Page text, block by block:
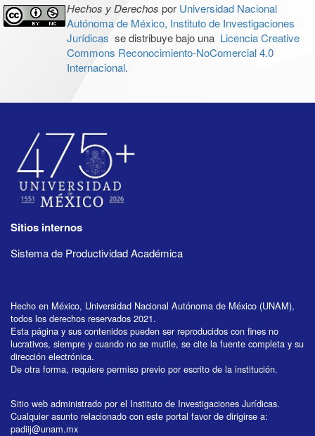
Hechos y Derechos por Universidad Nacional
Autónoma de México, Instituto de Investigaciones
Jurídicas se distribuye bajo una Licencia Creative
Commons Reconocimiento-NoComercial 4.0
Internacional.
Sitios internos
Sistema de Productividad Académica
Hecho en México, Universidad Nacional Autónoma de México (UNAM),
todos los derechos reservados 2021.
Esta página y sus contenidos pueden ser reproducidos con fines no
lucrativos, siempre y cuando no se mutile, se cite la fuente completa y su
dirección electrónica.
De otra forma, requiere permiso previo por escrito de la institución.
Sitio web administrado por el Instituto de Investigaciones Jurídicas.
Cualquier asunto relacionado con este portal favor de dirigirse a:
padiij@unam.mx